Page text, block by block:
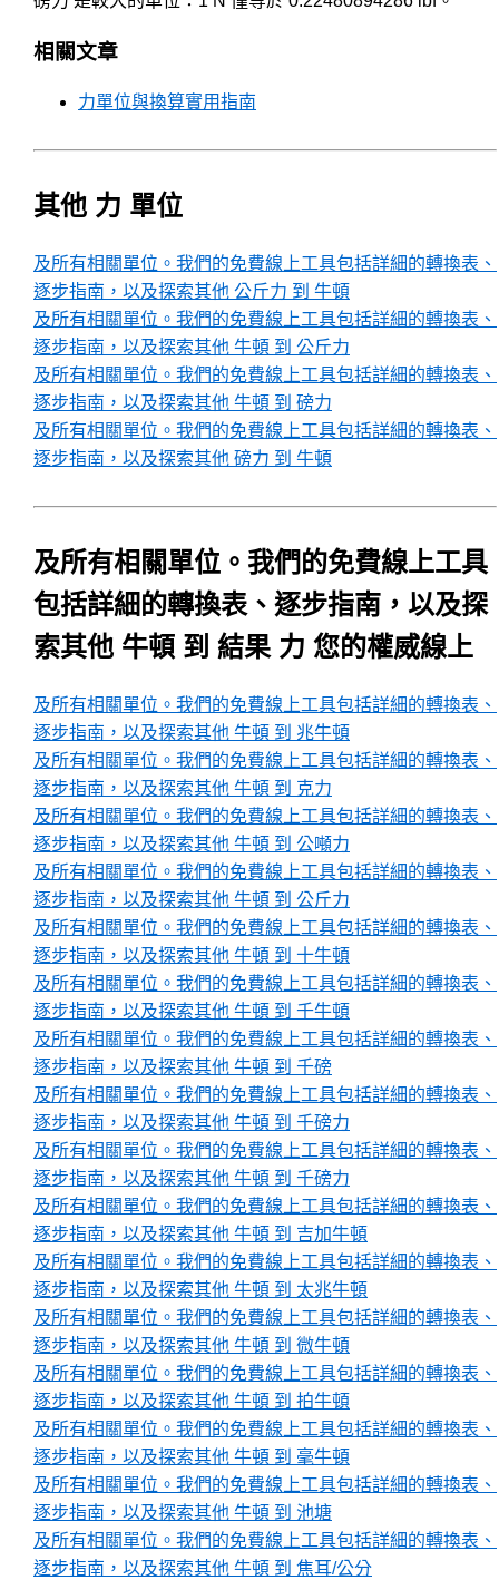
相關文章
力單位與換算實用指南
其他 力 單位
及所有相關單位。我們的免費線上工具包括詳細的轉換表、
逐步指南，以及探索其他 公斤力 到 牛頓
及所有相關單位。我們的免費線上工具包括詳細的轉換表、
逐步指南，以及探索其他 牛頓 到 公斤力
及所有相關單位。我們的免費線上工具包括詳細的轉換表、
逐步指南，以及探索其他 牛頓 到 磅力
及所有相關單位。我們的免費線上工具包括詳細的轉換表、
逐步指南，以及探索其他 磅力 到 牛頓
及所有相關單位。我們的免費線上工具
包括詳細的轉換表、逐步指南，以及探
索其他 牛頓 到 結果 力 您的權威線上
及所有相關單位。我們的免費線上工具包括詳細的轉換表、
逐步指南，以及探索其他 牛頓 到 兆牛頓
及所有相關單位。我們的免費線上工具包括詳細的轉換表、
逐步指南，以及探索其他 牛頓 到 克力
及所有相關單位。我們的免費線上工具包括詳細的轉換表、
逐步指南，以及探索其他 牛頓 到 公噸力
及所有相關單位。我們的免費線上工具包括詳細的轉換表、
逐步指南，以及探索其他 牛頓 到 公斤力
及所有相關單位。我們的免費線上工具包括詳細的轉換表、
逐步指南，以及探索其他 牛頓 到 十牛頓
及所有相關單位。我們的免費線上工具包括詳細的轉換表、
逐步指南，以及探索其他 牛頓 到 千牛頓
及所有相關單位。我們的免費線上工具包括詳細的轉換表、
逐步指南，以及探索其他 牛頓 到 千磅
及所有相關單位。我們的免費線上工具包括詳細的轉換表、
逐步指南，以及探索其他 牛頓 到 千磅力
及所有相關單位。我們的免費線上工具包括詳細的轉換表、
逐步指南，以及探索其他 牛頓 到 千磅力
及所有相關單位。我們的免費線上工具包括詳細的轉換表、
逐步指南，以及探索其他 牛頓 到 吉加牛頓
及所有相關單位。我們的免費線上工具包括詳細的轉換表、
逐步指南，以及探索其他 牛頓 到 太兆牛頓
及所有相關單位。我們的免費線上工具包括詳細的轉換表、
逐步指南，以及探索其他 牛頓 到 微牛頓
及所有相關單位。我們的免費線上工具包括詳細的轉換表、
逐步指南，以及探索其他 牛頓 到 拍牛頓
及所有相關單位。我們的免費線上工具包括詳細的轉換表、
逐步指南，以及探索其他 牛頓 到 毫牛頓
及所有相關單位。我們的免費線上工具包括詳細的轉換表、
逐步指南，以及探索其他 牛頓 到 池塘
及所有相關單位。我們的免費線上工具包括詳細的轉換表、
逐步指南，以及探索其他 牛頓 到 焦耳/公分